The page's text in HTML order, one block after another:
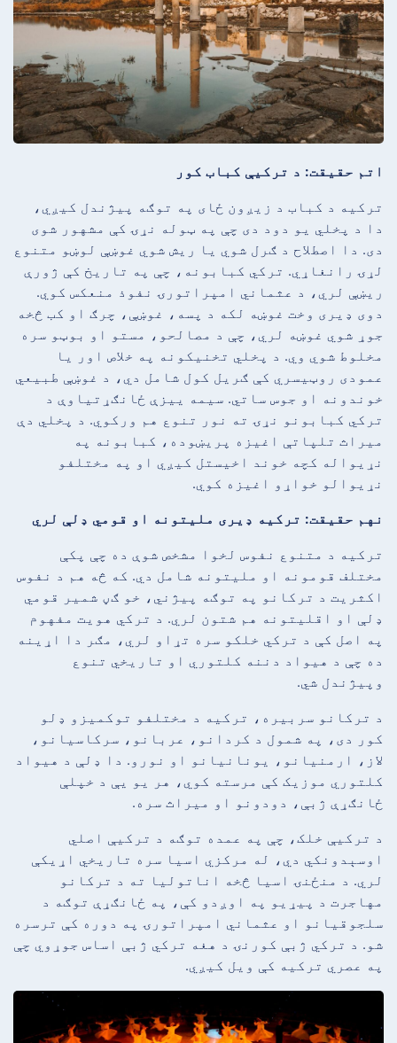
اتم حقیقت: د ترکیې کباب کور
ترکیه د کباب د زیږون ځای په توګه پیژندل کیږي،
دا د پخلي یو دود دی چې په ټوله نړۍ کې مشهور شوی
دی. دا اصطلاح د ګرل شوي یا ریش شوي غوښې لوښو متنوع
لړۍ رانغاړي. ترکي کبابونه، چې په تاریخ کې ژورې
ریښې لري، د عثماني امپراتورۍ نفوذ منعکس کوي.
دوی ډیری وخت غوښه لکه د پسه، غوښې، چرګ او کب څخه
جوړ شوي غوښه لري، چې د مصالحو، مستو او بوټو سره
مخلوط شوي وي. د پخلي تخنیکونه په خلاص اور یا
عمودی روټیسري کې ګریل کول شامل دي، د غوښې طبیعي
خوندونه او جوس ساتي. سیمه ییزې ځانګړتیاوې د
ترکي کبابونو نړۍ ته نور تنوع هم ورکوي. د پخلي دې
میراث تلپاتې اغیزه پریښوده، کبابونه په
نړیواله کچه خوند اخیستل کیږي او په مختلفو
نړیوالو خواړو اغیزه کوي.
نهم حقیقت: ترکیه ډیری ملیتونه او قومي ډلې لري
ترکیه د متنوع نفوس لخوا مشخص شوې ده چې پکې
مختلف قومونه او ملیتونه شامل دي. که څه هم د نفوس
اکثریت د ترکانو په توګه پیژني، خو ګڼ شمیر قومي
ډلې او اقلیتونه هم شتون لري. د ترکي هویت مفهوم
په اصل کې د ترکي خلکو سره تړاو لري، مګر دا اړینه
ده چې د هیواد دننه کلتوري او تاریخي تنوع
وپیژندل شي.
د ترکانو سربیره، ترکیه د مختلفو توکمیزو ډلو
کور دی، په شمول د کردانو، عربانو، سرکاسیانو،
لاز، ارمنیانو، یونانیانو او نورو. دا ډلې د هیواد
کلتوري موزیک کې مرسته کوي، هر یو یې د خپلې
ځانګړې ژبې، دودونو او میراث سره.
د ترکيې خلک، چې په عمده توګه د ترکيې اصلي
اوسېدونکي دي، له مرکزي اسيا سره تاريخي اړيکې
لري. د منځنۍ اسیا څخه اناتولیا ته د ترکانو
مهاجرت د پیړیو په اوږدو کې، په ځانګړې توګه د
سلجوقیانو او عثماني امپراتورۍ په دوره کې ترسره
شو. د ترکي ژبې کورنۍ د هغه ترکي ژبې اساس جوړوي چې
په عصري ترکیه کې ویل کیږي.